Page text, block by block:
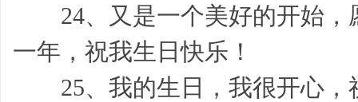
24、又是一个美好的开始，
一年，祝我生日快乐！
25、我的生日，我很开心，